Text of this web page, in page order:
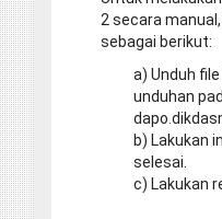
2 secara
sebagai berikut:
a) Unduh
unduhan
b) Lakukan
selesai.
c) Lakukan